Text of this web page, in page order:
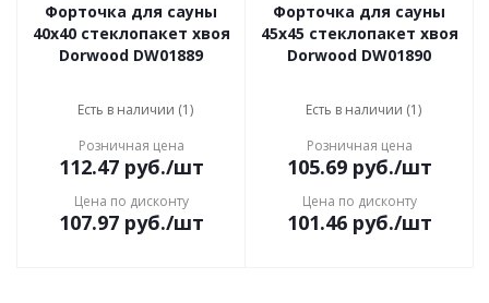
Форточка для сауны
40х40 стеклопакет хвоя
Dorwood DW01889
Есть в наличии (1)
Розничная цена
112.47руб./шт
Цена по дисконту
107.97руб./шт
Форточка для сауны
45х45 стеклопакет хвоя
Dorwood DW01890
Есть в наличии (1)
Розничная цена
105.69руб./шт
Цена по дисконту
101.46руб./шт